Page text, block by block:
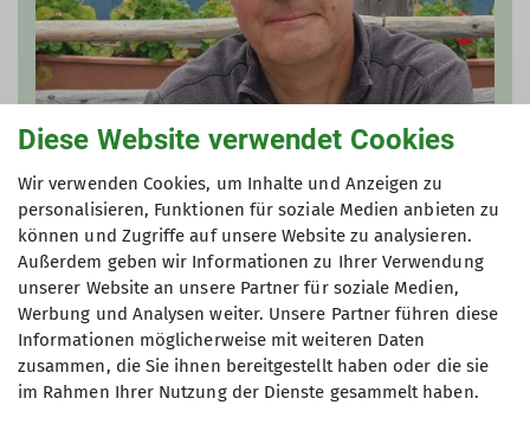
Matthias Ott
m.ott@dav-wiesbaden.de
Diese Website verwendet Cookies
Wir verwenden Cookies, um Inhalte und Anzeigen zu
personalisieren, Funktionen für soziale Medien anbieten zu
können und Zugriffe auf unsere Website zu analysieren.
Außerdem geben wir Informationen zu Ihrer Verwendung
unserer Website an unsere Partner für soziale Medien,
Werbung und Analysen weiter. Unsere Partner führen diese
Informationen möglicherweise mit weiteren Daten
zusammen, die Sie ihnen bereitgestellt haben oder die sie
im Rahmen Ihrer Nutzung der Dienste gesammelt haben.